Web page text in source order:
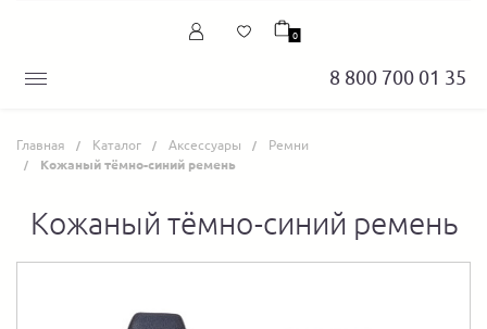
8 800 700 01 35
0
Главная Каталог Аксессуары Ремни
Кожаный тёмно-синий ремень
Кожаный тёмно-синий ремень